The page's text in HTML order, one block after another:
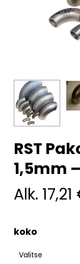
RST
1,5mm
Alk. 17,21
koko